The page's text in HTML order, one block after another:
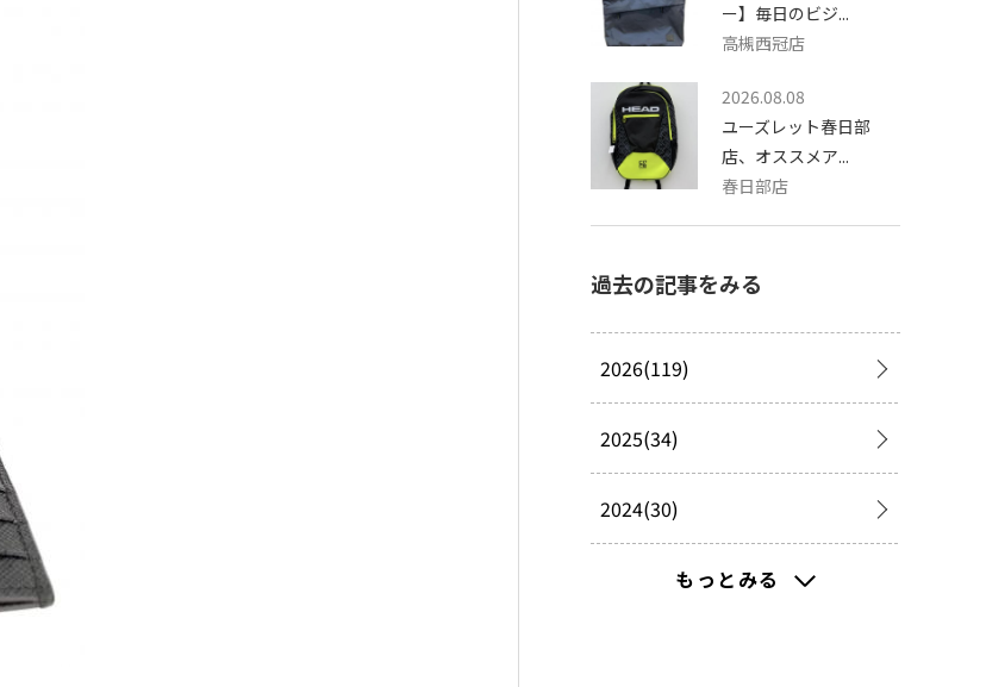
ー】毎日のビジ...
高槻西冠店
2026.08.08
ユーズレット春日部
店、オススメア...
春日部店
過去の記事をみる
2026(119)
2025(34)
2024(30)
2023(32)もっとみる